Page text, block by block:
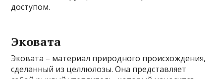
доступом.
Эковата
Эковата – материал природного происхождения,
сделанный из целлюлозы. Она представляет